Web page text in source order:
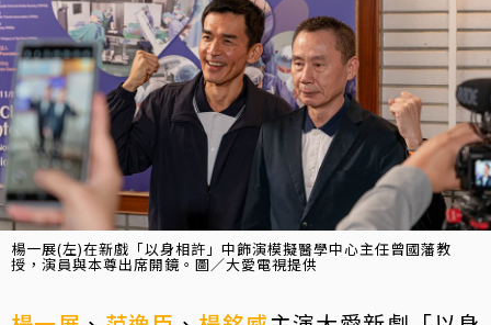
楊一展(左)在新戲「以身相許」中飾演模擬醫學中心主任曾國藩教
授，演員與本尊出席開鏡。圖／大愛電視提供